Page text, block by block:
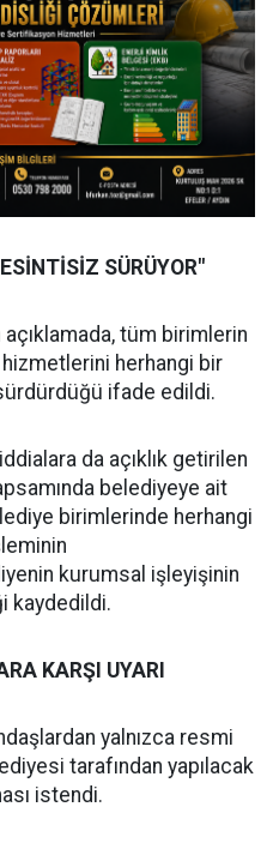
SÜRÜYOR"
açıklamada, tüm birimlerin
herhangi bir
ifade edildi.
da açıklık getirilen
belediyeye ait
birimlerinde herhangi
kurumsal işleyişinin
kaydedildi.
KARŞI UYARI
yalnızca resmi
tarafından yapılacak
istendi.